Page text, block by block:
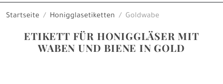
Startseite Honigglasetiketten Goldwabe
ETIKETT FÜR HONIGGLÄSER MIT
WABEN UND BIENE IN GOLD